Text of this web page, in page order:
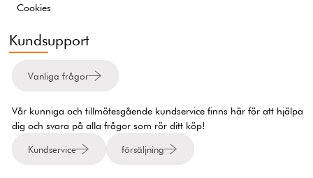
Cookies
Kundsupport
Vanliga frågor
Vår kunniga och tillmötesgående kundservice finns här för att hjälpa
dig och svara på alla frågor som rör ditt köp!
Kundservice försäljning